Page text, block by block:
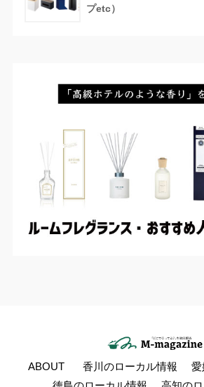
プetc）
ABOUT 香川のローカル情報
愛